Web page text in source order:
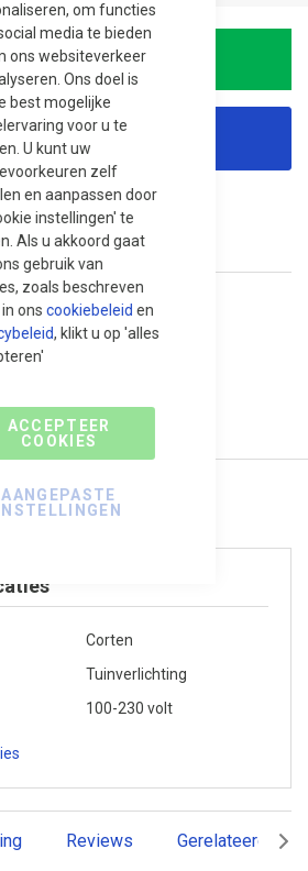
om functies
media te bieden
ons websiteverkeer
Ons doel is
best mogelijke
voor u te
U kunt uw
zelf
en aanpassen door
instellingen' te
Als u akkoord gaat
gebruik van
zoals beschreven
ons cookiebeleid en
, klikt u op 'alles
ACCEPTEER
COOKIES
AANGEPASTE
INSTELLINGEN
In winkelwagen
Korting aanvragen
extra korting!
Reviews Gerelateerde
Corten
Tuinverlichting
100-230 volt